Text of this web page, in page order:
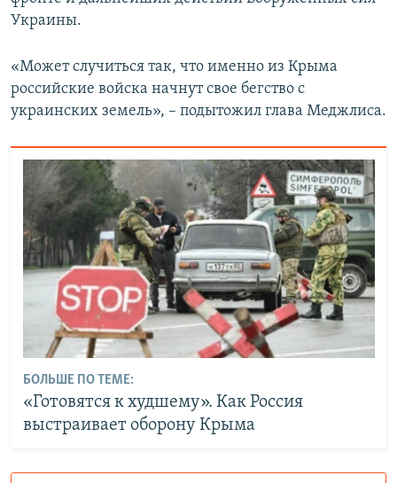
Украины.
«Может случиться так, что именно из Крыма
российские войска начнут свое бегство с
украинских земель», – подытожил глава Меджлиса.
БОЛЬШЕ ПО ТЕМЕ:
«Готовятся к худшему». Как Россия
выстраивает оборону Крыма